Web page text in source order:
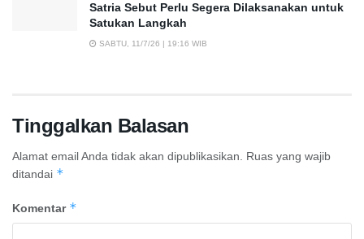
Satria Sebut Perlu Segera Dilaksanakan untuk
Satukan Langkah
SABTU, 11/7/26 | 19:16 WIB
Tinggalkan Balasan
Alamat email Anda tidak akan dipublikasikan. Ruas yang wajib
ditandai *
Komentar *